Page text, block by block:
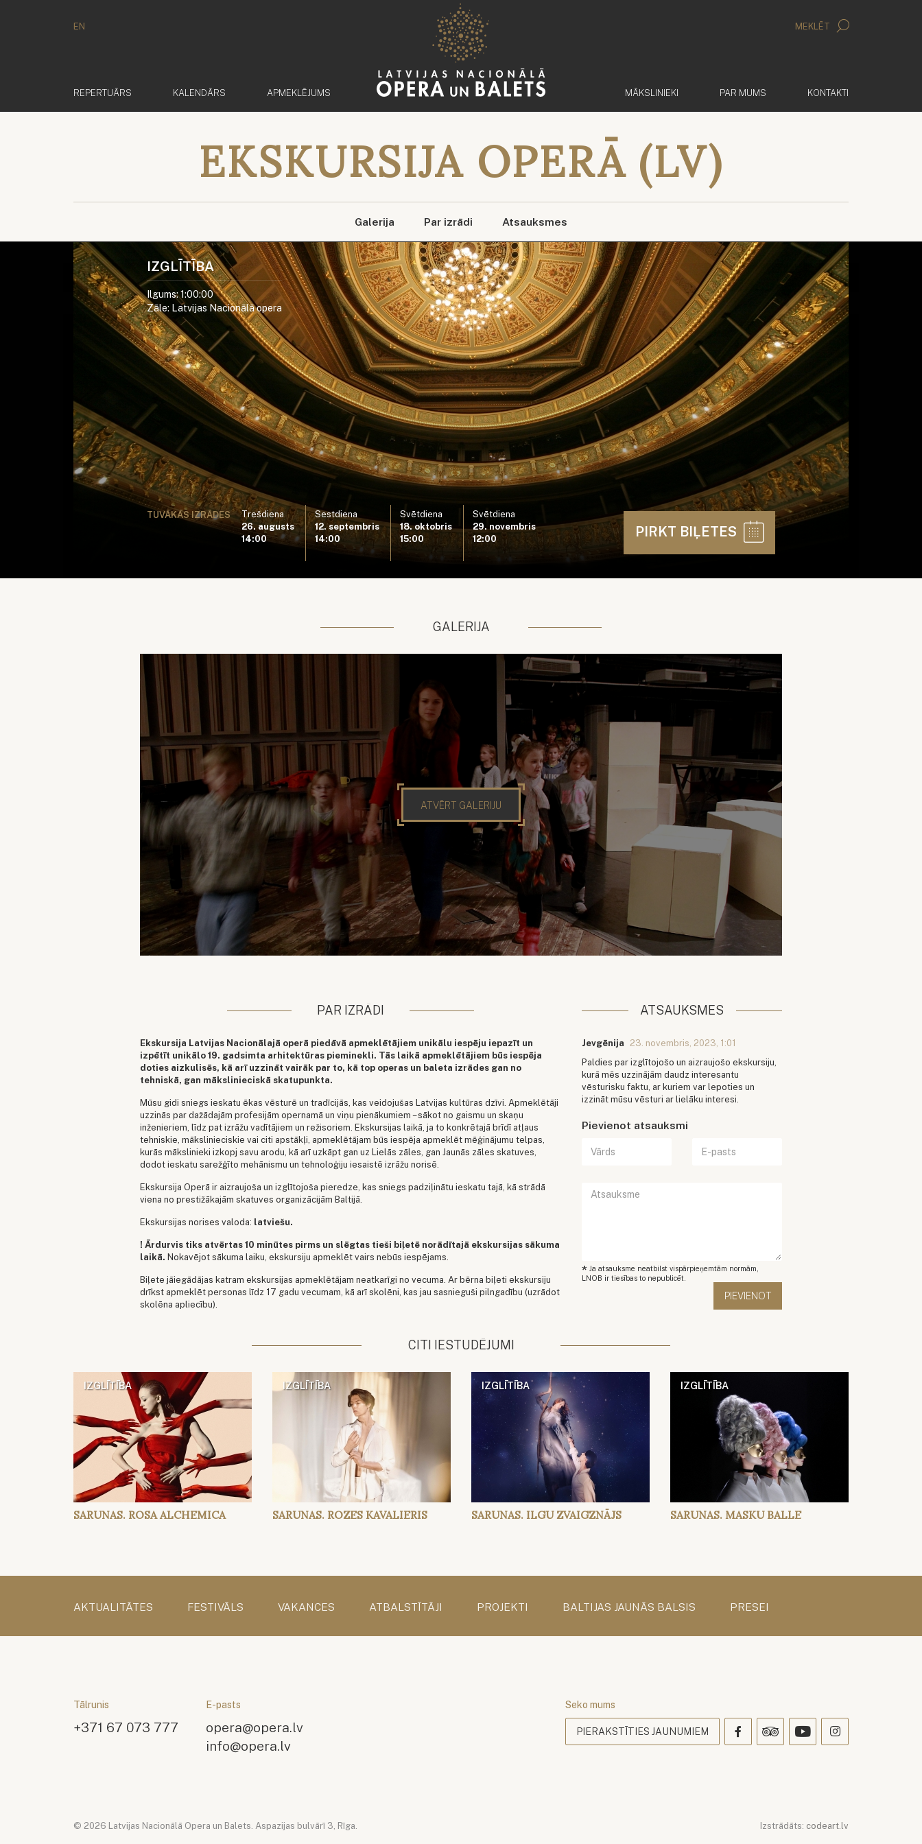
EN MEKLĒT
REPERTUĀRS KALENDĀRS APMEKLĒJUMS MĀKSLINIEKI PAR MUMS KONTAKTI
EKSKURSIJA OPERĀ (LV)
Galerija Par izrādi Atsauksmes
IZGLĪTĪBA
Ilgums: 1:00:00
Zāle: Latvijas Nacionālā opera
TUVĀKĀS IZRĀDES
Trešdiena
26. augusts
14:00
Sestdiena
12. septembris
14:00
Svētdiena
18. oktobris
15:00
Svētdiena
29. novembris
12:00
PIRKT BIĻETES
GALERIJA
ATVĒRT GALERIJU
PAR IZRĀDI
Ekskursija Latvijas Nacionālajā operā piedāvā apmeklētājiem unikālu iespēju iepazīt un
izpētīt unikālo 19. gadsimta arhitektūras pieminekli. Tās laikā apmeklētājiem būs iespēja
doties aizkulisēs, kā arī uzzināt vairāk par to, kā top operas un baleta izrādes gan no
tehniskā, gan mākslinieciskā skatupunkta.
Mūsu gidi sniegs ieskatu ēkas vēsturē un tradīcijās, kas veidojušas Latvijas kultūras dzīvi. Apmeklētāji
uzzinās par dažādajām profesijām opernamā un viņu pienākumiem – sākot no gaismu un skaņu
inženieriem, līdz pat izrāžu vadītājiem un režisoriem. Ekskursijas laikā, ja to konkrētajā brīdī atļaus
tehniskie, mākslinieciskie vai citi apstākļi, apmeklētājam būs iespēja apmeklēt mēģinājumu telpas,
kurās mākslinieki izkopj savu arodu, kā arī uzkāpt gan uz Lielās zāles, gan Jaunās zāles skatuves,
dodot ieskatu sarežģīto mehānismu un tehnoloģiju iesaistē izrāžu norisē.
Ekskursija Operā ir aizraujoša un izglītojoša pieredze, kas sniegs padziļinātu ieskatu tajā, kā strādā
viena no prestižākajām skatuves organizācijām Baltijā.
Ekskursijas norises valoda: latviešu.
! Ārdurvis tiks atvērtas 10 minūtes pirms un slēgtas tieši biļetē norādītajā ekskursijas sākuma
laikā. Nokavējot sākuma laiku, ekskursiju apmeklēt vairs nebūs iespējams.
​Biļete jāiegādājas katram ekskursijas apmeklētājam neatkarīgi no vecuma. Ar bērna biļeti ekskursiju
drīkst apmeklēt personas līdz 17 gadu vecumam, kā arī skolēni, kas jau sasnieguši pilngadību (uzrādot
skolēna apliecību).
ATSAUKSMES
Jevgēnija
23. novembris, 2023, 1:01
Paldies par izglītojošo un aizraujošo ekskursiju,
kurā mēs uzzinājām daudz interesantu
vēsturisku faktu, ar kuriem var lepoties un
izzināt mūsu vēsturi ar lielāku interesi.
Pievienot atsauksmi
*
Ja atsauksme neatbilst vispārpieņemtām normām,
LNOB ir tiesības to nepublicēt.
CITI IESTUDĒJUMI
IZGLĪTĪBA
SARUNAS. ROSA ALCHEMICA
IZGLĪTĪBA
SARUNAS. ROZES KAVALIERIS
IZGLĪTĪBA
SARUNAS. ILGU ZVAIGZNĀJS
IZGLĪTĪBA
SARUNAS. MASKU BALLE
AKTUALITĀTES FESTIVĀLS VAKANCES ATBALSTĪTĀJI PROJEKTI BALTIJAS JAUNĀS BALSIS PRESEI
Tālrunis
+371 67 073 777
E-pasts
opera@opera.lv
info@opera.lv
Seko mums
PIERAKSTĪTIES JAUNUMIEM
© 2026 Latvijas Nacionālā Opera un Balets. Aspazijas bulvārī 3, Rīga. Izstrādāts: codeart.lv